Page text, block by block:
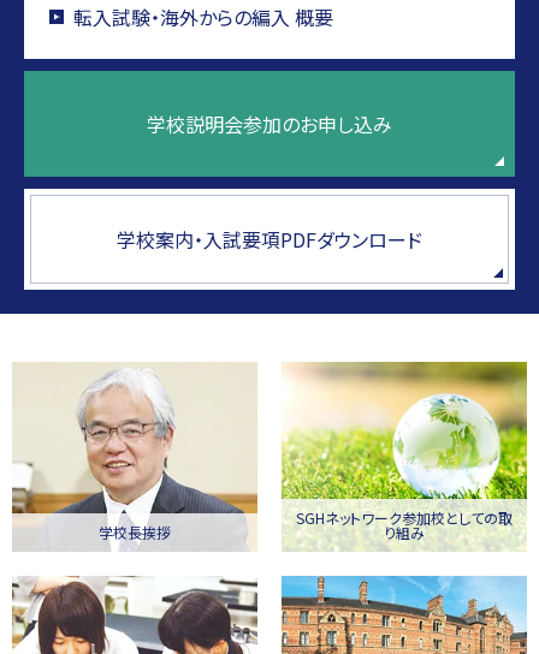
転入試験・海外からの編入 概要
学校説明会参加のお申し込み
学校案内・入試要項PDFダウンロード
学校長挨拶
SGHネットワーク参加校としての取
り組み